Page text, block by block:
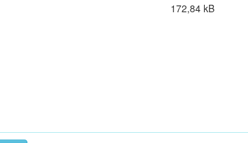
172,84 kB